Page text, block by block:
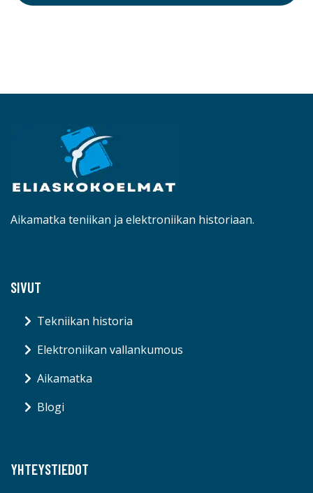
Aikamatka teniikan ja elektroniikan historiaan.
SIVUT
Tekniikan historia
Elektroniikan vallankumous
Aikamatka
Blogi
YHTEYSTIEDOT